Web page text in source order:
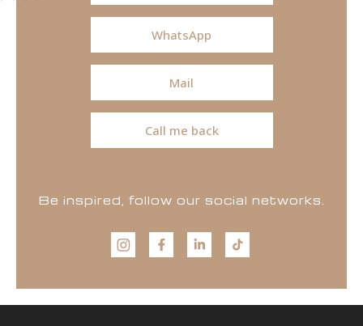
WhatsApp
Mail
Call me back
Be inspired, follow our social networks.